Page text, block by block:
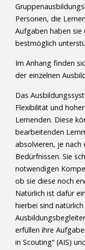
Personen, die
Aufgaben haben sie
bestmöglich
Im Anhang finden
der einzelnen
Das
Flexibilität und
Lernenden. Diese
bearbeitenden
absolvieren, je nach
Bedürfnissen. Sie
notwendigen
ob sie diese noch
Natürlich ist dafür
hierbei sind
erfüllen ihre
in Scouting“ (AIS)